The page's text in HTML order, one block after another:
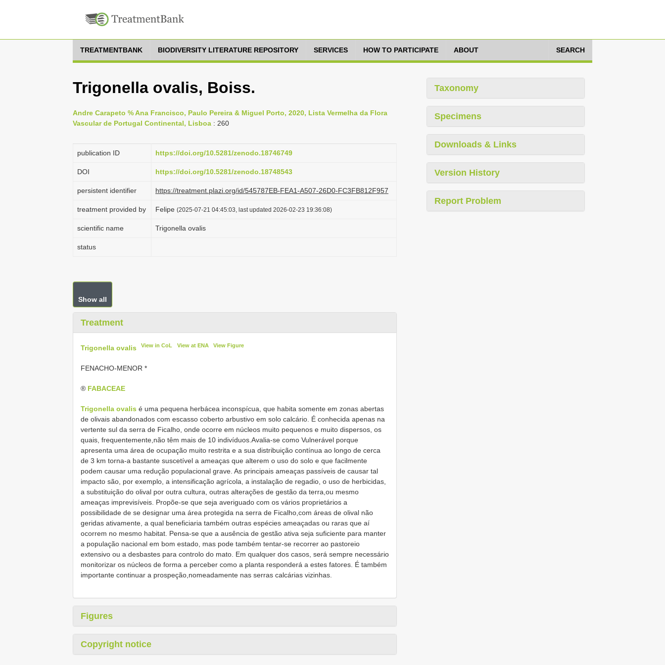
TREATMENTBANK BIODIVERSITY LITERATURE REPOSITORY SERVICES HOW TO PARTICIPATE ABOUT SEARCH
Trigonella ovalis, Boiss.
Andre Carapeto % Ana Francisco, Paulo Pereira & Miguel Porto, 2020, Lista Vermelha da Flora
Vascular de Portugal Continental, Lisboa : 260
publication ID https://doi.org/10.5281/zenodo.18746749
DOI https://doi.org/10.5281/zenodo.18748543
persistent identifier https://treatment.plazi.org/id/545787EB-FEA1-A507-26D0-FC3FB812F957
treatment provided by Felipe (2025-07-21 04:45:03, last updated 2026-02-23 19:36:08)
scientific name Trigonella ovalis
status
Show all
Treatment
Trigonella ovalis View in CoL View at ENA View Figure
FENACHO-MENOR *
® FABACEAE
Trigonella ovalis é uma pequena herbácea inconspícua, que habita somente em zonas abertas
de olivais abandonados com escasso coberto arbustivo em solo calcário. É conhecida apenas na
vertente sul da serra de Ficalho, onde ocorre em núcleos muito pequenos e muito dispersos, os
quais, frequentemente,não têm mais de 10 indivíduos.Avalia-se como Vulnerável porque
apresenta uma área de ocupação muito restrita e a sua distribuição contínua ao longo de cerca
de 3 km torna-a bastante suscetível a ameaças que alterem o uso do solo e que facilmente
podem causar uma redução populacional grave. As principais ameaças passíveis de causar tal
impacto são, por exemplo, a intensificação agrícola, a instalação de regadio, o uso de herbicidas,
a substituição do olival por outra cultura, outras alterações de gestão da terra,ou mesmo
ameaças imprevisíveis. Propõe-se que seja averiguado com os vários proprietários a
possibilidade de se designar uma área protegida na serra de Ficalho,com áreas de olival não
geridas ativamente, a qual beneficiaria também outras espécies ameaçadas ou raras que aí
ocorrem no mesmo habitat. Pensa-se que a ausência de gestão ativa seja suficiente para manter
a população nacional em bom estado, mas pode também tentar-se recorrer ao pastoreio
extensivo ou a desbastes para controlo do mato. Em qualquer dos casos, será sempre necessário
monitorizar os núcleos de forma a perceber como a planta responderá a estes fatores. É também
importante continuar a prospeção,nomeadamente nas serras calcárias vizinhas.
Figures
Copyright notice
Taxonomy
Specimens
Downloads & Links
Version History
Report Problem